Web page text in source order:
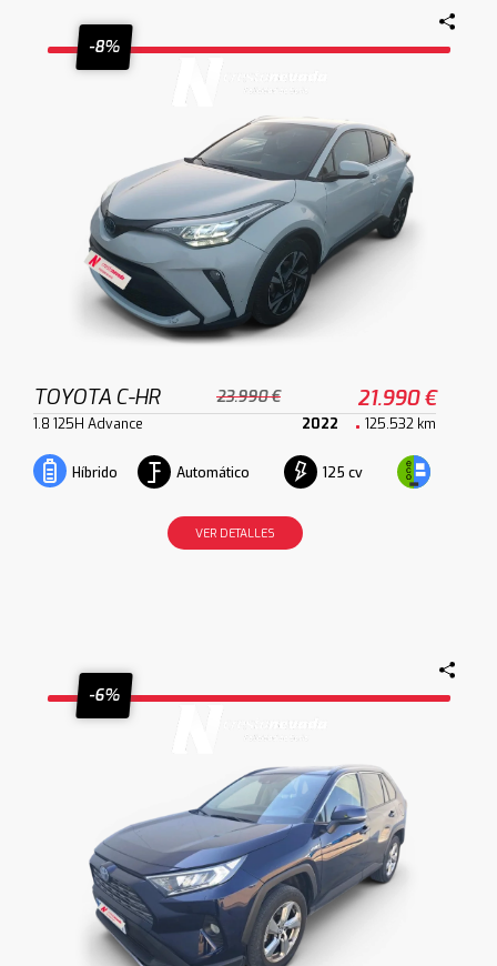
-8%
TOYOTA C-HR 23.990 € 21.990 €
1.8 125H Advance 2022 125.532 km
Híbrido Automático 125 cv
VER DETALLES
-6%